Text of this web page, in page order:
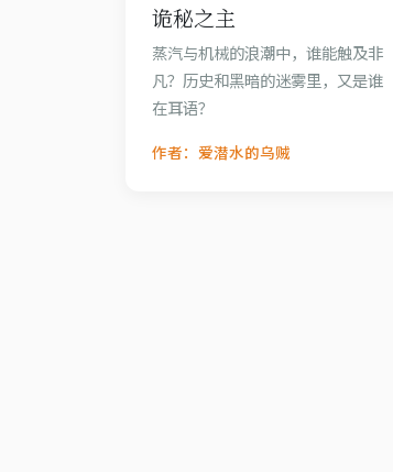
诡秘之主
蒸汽与机械的浪潮中，谁能触及非
凡？历史和黑暗的迷雾里，又是谁
在耳语？
作者：爱潜水的乌贼